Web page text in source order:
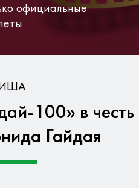
официальные
данных
100» в честь
Гайдая